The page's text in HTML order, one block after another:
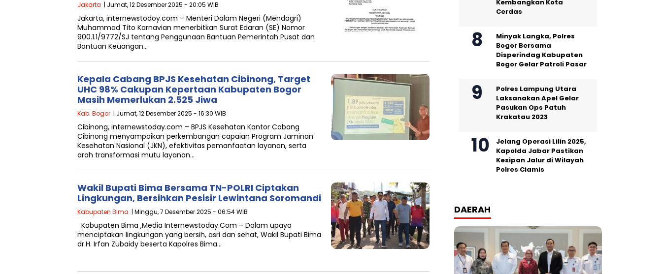
Jakarta | Jumat, 12 Desember 2025 - 20:05 WIB
Jakarta, internewstodoy.com – Menteri Dalam Negeri (Mendagri)
Muhammad Tito Karnavian menerbitkan Surat Edaran (SE) Nomor
900.1.1/9772/SJ tentang Penggunaan Bantuan Pemerintah Pusat dan
Bantuan Keuangan…
Kepala Cabang BPJS Kesehatan Cibinong, Target
UHC 98% Cakupan Kepertaan Kabupaten Bogor
Masih Memerlukan 2.525 Jiwa
Kab. Bogor | Jumat, 12 Desember 2025 - 16:30 WIB
Cibinong, internewstoday.com – BPJS Kesehatan Kantor Cabang
Cibinong menyampaikan perkembangan capaian Program Jaminan
Kesehatan Nasional (JKN), efektivitas pemanfaatan layanan, serta
arah transformasi mutu layanan…
Wakil Bupati Bima Bersama TN-POLRI Ciptakan
Lingkungan, Bersihkan Pesisir Lewintana Soromandi
Kabupaten Bima | Minggu, 7 Desember 2025 - 06:54 WIB
Kabupaten Bima ,Media Internewstoday.Com – Dalam upaya
menciptakan lingkungan yang bersih, asri dan sehat, Wakil Bupati Bima
dr.H. Irfan Zubaidy beserta Kapolres Bima…
Kembangkan Kota
Cerdas
Minyak Langka, Polres
Bogor Bersama
Disperindag Kabupaten
Bogor Gelar Patroli Pasar
Polres Lampung Utara
Laksanakan Apel Gelar
Pasukan Ops Patuh
Krakatau 2023
Jelang Operasi Lilin 2025,
Kapolda Jabar Pastikan
Kesipan Jalur di Wilayah
Polres Ciamis
DAERAH